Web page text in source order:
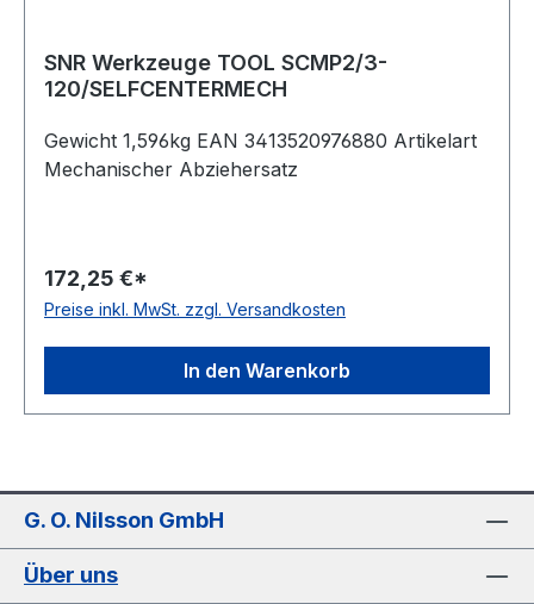
SNR Werkzeuge TOOL SCMP2/3-
120/SELFCENTERMECH
Gewicht 1,596kg EAN 3413520976880 Artikelart
Mechanischer Abziehersatz
172,25 €*
Preise inkl. MwSt. zzgl. Versandkosten
In den Warenkorb
G. O. Nilsson GmbH
Über uns